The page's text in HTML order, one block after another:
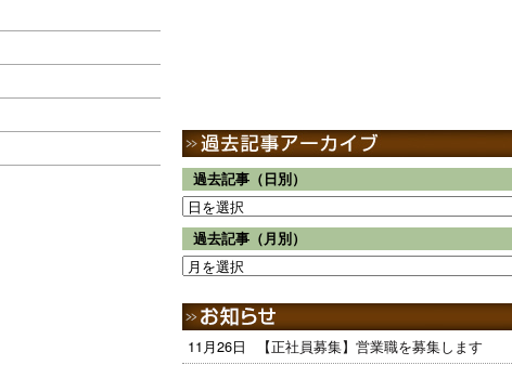
過去記事（日別）
過去記事（月別）
11月26日 【正社員募集】営業職を募集します